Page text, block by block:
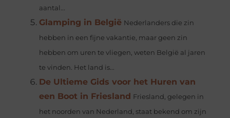
aantal...
Glamping in België Nederlanders die zin
hebben in een fijne vakantie, maar geen zin
hebben om uren te vliegen, weten België al jaren
te vinden. Het land is...
De Ultieme Gids voor het Huren van
een Boot in Friesland Friesland, gelegen in
het noorden van Nederland, staat bekend om zijn